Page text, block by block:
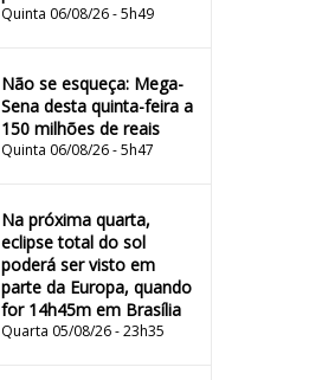
Quinta 06/08/26 - 5h49
Não se esqueça: Mega-
Sena desta quinta-feira a
150 milhões de reais
Quinta 06/08/26 - 5h47
Na próxima quarta,
eclipse total do sol
poderá ser visto em
parte da Europa, quando
for 14h45m em Brasília
Quarta 05/08/26 - 23h35